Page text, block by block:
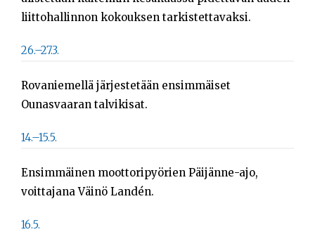
liittohallinnon kokouksen tarkistettavaksi.
26.–27.3.
Rovaniemellä järjestetään ensimmäiset
Ounasvaaran talvikisat.
14.–15.5.
Ensimmäinen moottoripyörien Päijänne-ajo,
voittajana Väinö Landén.
16.5.